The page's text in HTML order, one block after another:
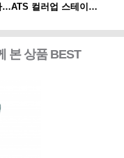
ATS 글래미쉬 칼라 80g ATS 컬러업 스테이 샴푸
본 상품 BEST